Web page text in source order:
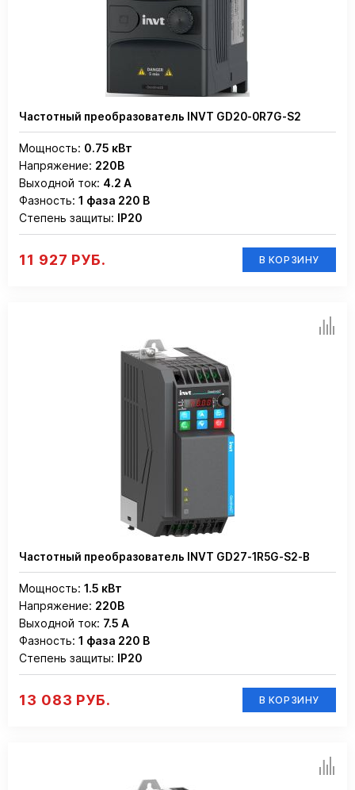
Частотный преобразователь INVT GD20-0R7G-S2
Мощность: 0.75 кВт
Напряжение: 220В
Выходной ток: 4.2 А
Фазность: 1 фаза 220 В
Степень защиты: IP20
11 927 РУБ. В КОРЗИНУ
Частотный преобразователь INVT GD27-1R5G-S2-B
Мощность: 1.5 кВт
Напряжение: 220В
Выходной ток: 7.5 А
Фазность: 1 фаза 220 В
Степень защиты: IP20
13 083 РУБ. В КОРЗИНУ